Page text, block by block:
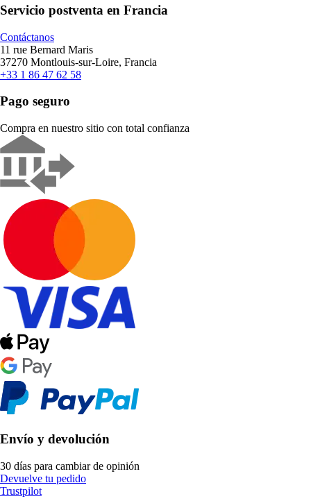
Servicio postventa en Francia
Contáctanos
11 rue Bernard Maris
37270 Montlouis-sur-Loire, Francia
+33 1 86 47 62 58
Pago seguro
Compra en nuestro sitio con total confianza
Envío y devolución
30 días para cambiar de opinión
Devuelve tu pedido
Trustpilot